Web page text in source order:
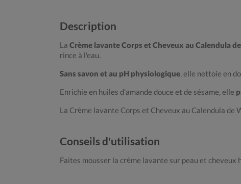
Description
La Crème lavante Corps et Cheveux au Calendula
rince à l'eau.
Sans savon et au pH physiologique, elle nettoie en
Enrichie en huiles d'amande douce et de sésame, elle
La Crème lavante Corps et Cheveux au Calendula de
Conseils d'utilisation
Faites mousser la crème lavante sur peau et cheveux